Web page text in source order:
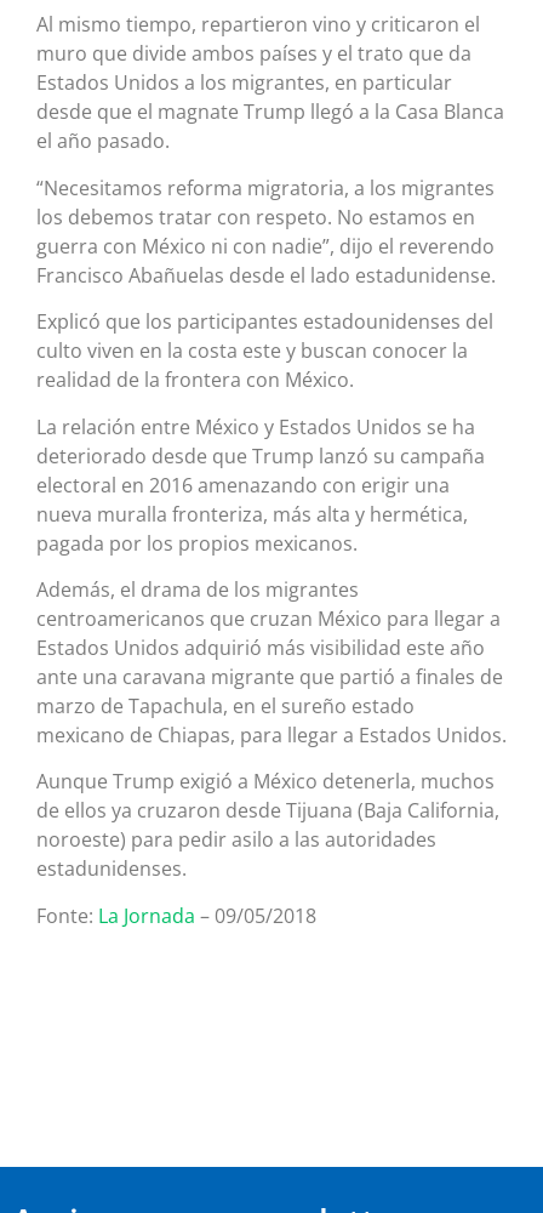
Al mismo tiempo, repartieron vino y criticaron el
muro que divide ambos países y el trato que da
Estados Unidos a los migrantes, en particular
desde que el magnate Trump llegó a la Casa Blanca
el año pasado.
“Necesitamos reforma migratoria, a los migrantes
los debemos tratar con respeto. No estamos en
guerra con México ni con nadie”, dijo el reverendo
Francisco Abañuelas desde el lado estadunidense.
Explicó que los participantes estadounidenses del
culto viven en la costa este y buscan conocer la
realidad de la frontera con México.
La relación entre México y Estados Unidos se ha
deteriorado desde que Trump lanzó su campaña
electoral en 2016 amenazando con erigir una
nueva muralla fronteriza, más alta y hermética,
pagada por los propios mexicanos.
Además, el drama de los migrantes
centroamericanos que cruzan México para llegar a
Estados Unidos adquirió más visibilidad este año
ante una caravana migrante que partió a finales de
marzo de Tapachula, en el sureño estado
mexicano de Chiapas, para llegar a Estados Unidos.
Aunque Trump exigió a México detenerla, muchos
de ellos ya cruzaron desde Tijuana (Baja California,
noroeste) para pedir asilo a las autoridades
estadunidenses.
Fonte: La Jornada – 09/05/2018